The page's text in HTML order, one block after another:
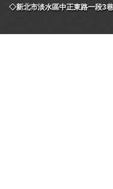
◇新北市淡水區中正東路一段3